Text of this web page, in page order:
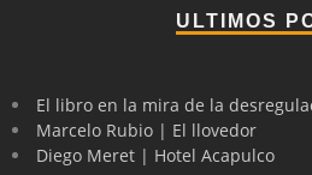
ULTIMOS
El libro en la mira de la
Marcelo Rubio | El llovedor
Diego Meret | Hotel Acapulco